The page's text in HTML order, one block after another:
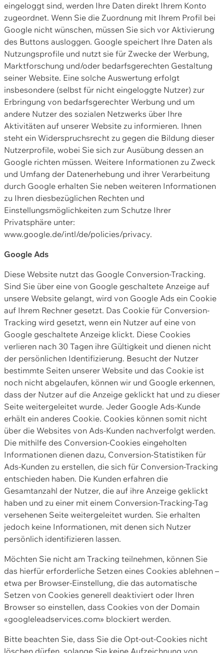
eingeloggt sind, werden Ihre Daten direkt Ihrem Konto
zugeordnet. Wenn Sie die Zuordnung mit Ihrem Profil bei
Google nicht wünschen, müssen Sie sich vor Aktivierung
des Buttons ausloggen. Google speichert Ihre Daten als
Nutzungsprofile und nutzt sie für Zwecke der Werbung,
Marktforschung und/oder bedarfsgerechten Gestaltung
seiner Website. Eine solche Auswertung erfolgt
insbesondere (selbst für nicht eingeloggte Nutzer) zur
Erbringung von bedarfsgerechter Werbung und um
andere Nutzer des sozialen Netzwerks über Ihre
Aktivitäten auf unserer Website zu informieren. Ihnen
steht ein Widerspruchsrecht zu gegen die Bildung dieser
Nutzerprofile, wobei Sie sich zur Ausübung dessen an
Google richten müssen. Weitere Informationen zu Zweck
und Umfang der Datenerhebung und ihrer Verarbeitung
durch Google erhalten Sie neben weiteren Informationen
zu Ihren diesbezüglichen Rechten und
Einstellungsmöglichkeiten zum Schutze Ihrer
Privatsphäre unter:
www.google.de/intl/de/policies/privacy.
Google Ads
Diese Website nutzt das Google Conversion-Tracking.
Sind Sie über eine von Google geschaltete Anzeige auf
unsere Website gelangt, wird von Google Ads ein Cookie
auf Ihrem Rechner gesetzt. Das Cookie für Conversion-
Tracking wird gesetzt, wenn ein Nutzer auf eine von
Google geschaltete Anzeige klickt. Diese Cookies
verlieren nach 30 Tagen ihre Gültigkeit und dienen nicht
der persönlichen Identifizierung. Besucht der Nutzer
bestimmte Seiten unserer Website und das Cookie ist
noch nicht abgelaufen, können wir und Google erkennen,
dass der Nutzer auf die Anzeige geklickt hat und zu dieser
Seite weitergeleitet wurde. Jeder Google Ads-Kunde
erhält ein anderes Cookie. Cookies können somit nicht
über die Websites von Ads-Kunden nachverfolgt werden.
Die mithilfe des Conversion-Cookies eingeholten
Informationen dienen dazu, Conversion-Statistiken für
Ads-Kunden zu erstellen, die sich für Conversion-Tracking
entschieden haben. Die Kunden erfahren die
Gesamtanzahl der Nutzer, die auf ihre Anzeige geklickt
haben und zu einer mit einem Conversion-Tracking-Tag
versehenen Seite weitergeleitet wurden. Sie erhalten
jedoch keine Informationen, mit denen sich Nutzer
persönlich identifizieren lassen.
Möchten Sie nicht am Tracking teilnehmen, können Sie
das hierfür erforderliche Setzen eines Cookies ablehnen –
etwa per Browser-Einstellung, die das automatische
Setzen von Cookies generell deaktiviert oder Ihren
Browser so einstellen, dass Cookies von der Domain
«googleleadservices.com» blockiert werden.
Bitte beachten Sie, dass Sie die Opt-out-Cookies nicht